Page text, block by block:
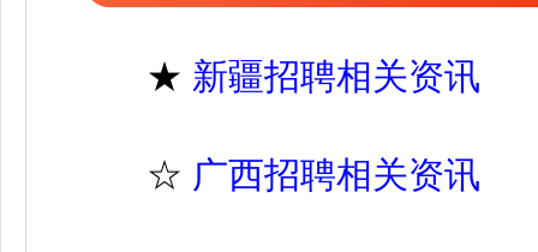
★ 新疆招聘相关资讯
☆ 广西招聘相关资讯